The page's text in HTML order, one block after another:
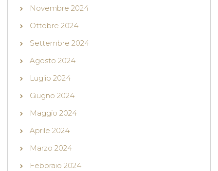
Novembre 2024
Ottobre 2024
Settembre 2024
Agosto 2024
Luglio 2024
Giugno 2024
Maggio 2024
Aprile 2024
Marzo 2024
Febbraio 2024